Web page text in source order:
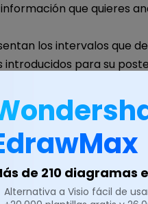
que quieres
los intervalos que
para su
en minutos. Te
muchos pasos
software de
de 210 diagramas
Alternativa a Visio fácil de